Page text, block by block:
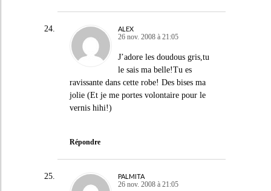
ALEX
26 nov. 2008 à 21:05
J’adore les doudous gris,tu
le sais ma belle!Tu es
ravissante dans cette robe! Des bises ma
jolie (Et je me portes volontaire pour le
vernis hihi!)
Répondre
PALMITA
26 nov. 2008 à 21:05